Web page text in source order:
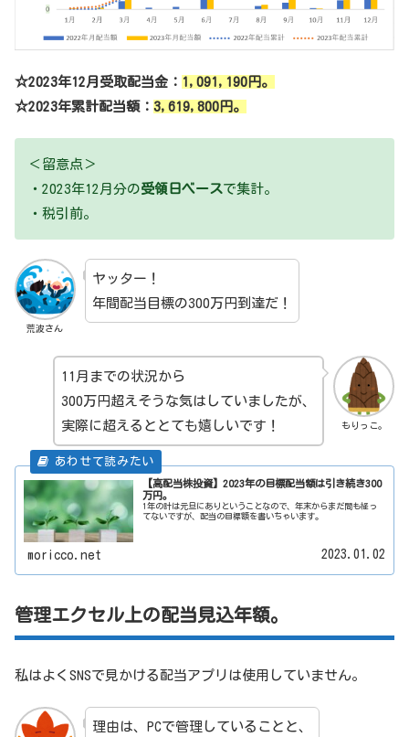
☆2023年12月受取配当金： 1,091,190 円。
☆2023年累計配当額： 3,619,800円 。
＜留意点＞
・2023年12月分の受領日ベースで集計。
・税引前。
荒波さん
ヤッター！
年間配当目標の300万円到達だ！
もりっこ。
11月までの状況から
300万円超えそうな気はしていましたが、
実際に超えるととても嬉しいです！
【高配当株投資】2023年の目標配当額は引き続き300
万円。
1年の計は元旦にありということなので、年末からまだ間も経っ
てないですが、配当の目標額を書いちゃいます。
moricco.net 2023.01.02
管理エクセル上の配当見込年額。
私はよくSNSで見かける配当アプリは使用していません。
理由は、PCで管理していることと、